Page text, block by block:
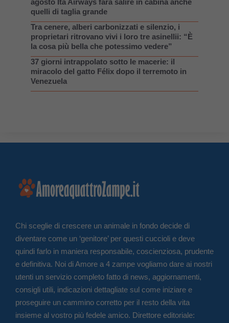
agosto Ita Airways farà salire in cabina anche
quelli di taglia grande
Tra cenere, alberi carbonizzati e silenzio, i
proprietari ritrovano vivi i loro tre asinellii: “È
la cosa più bella che potessimo vedere”
37 giorni intrappolato sotto le macerie: il
miracolo del gatto Félix dopo il terremoto in
Venezuela
Chi sceglie di crescere un animale in fondo decide di
diventare come un ‘genitore’ per questi cuccioli e deve
quindi farlo in maniera responsabile, coscienziosa, prudente
e definitiva. Noi di Amore a 4 zampe vogliamo dare ai nostri
utenti un servizio completo fatto di news, aggiornamenti,
consigli utili, indicazioni dettagliate sul come iniziare e
proseguire un cammino corretto per il resto della vita
insieme al vostro più fedele amico. Direttore editoriale: